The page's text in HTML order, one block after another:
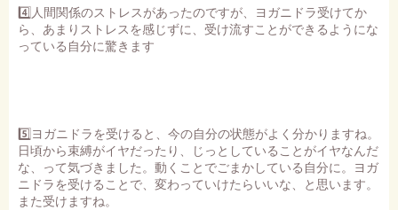
4️⃣人間関係のストレスがあったのですが、ヨガニドラ受けてか
ら、あまりストレスを感じずに、受け流すことができるようにな
っている自分に驚きます
5️⃣ヨガニドラを受けると、今の自分の状態がよく分かりますね。
日頃から束縛がイヤだったり、じっとしていることがイヤなんだ
な、って気づきました。動くことでごまかしている自分に。ヨガ
ニドラを受けることで、変わっていけたらいいな、と思います。
また受けますね。